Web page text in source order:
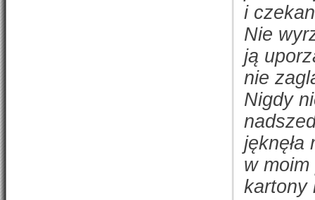
i
Nie
ją
nie
Nigdy
w moim
kartony